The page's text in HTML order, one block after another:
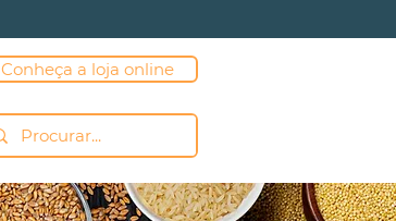
Conheça a loja online